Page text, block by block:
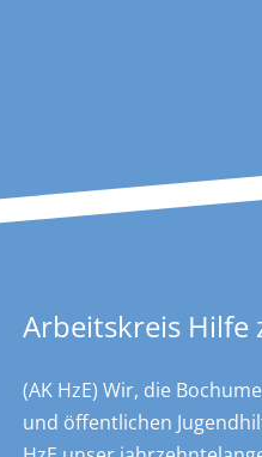
Arbeitskreis Hilfe
(AK HzE) Wir, die
und öffentlichen